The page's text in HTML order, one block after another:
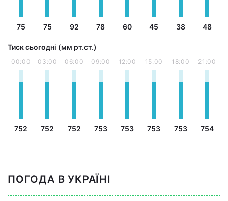
75 75 92 78 60 45 38 48
Тиск сьогодні (мм рт.ст.)
00:00
752
03:00
752
06:00
752
09:00
753
12:00
753
15:00
753
18:00
753
21:00
754
ПОГОДА В УКРАЇНІ